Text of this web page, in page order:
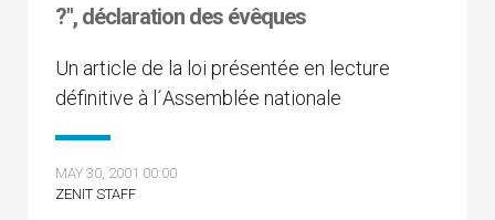
?", déclaration des évêques
Un article de la loi présentée en lecture
définitive à l´Assemblée nationale
MAY 30, 2001 00:00
ZENIT STAFF